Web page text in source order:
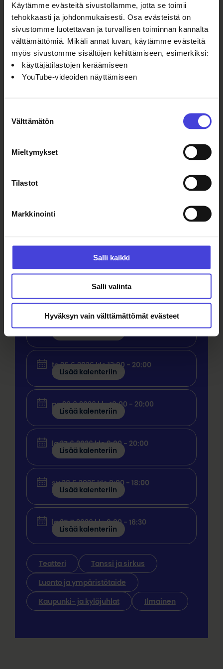
Käytämme evästeitä sivustollamme, jotta se toimii
tehokkaasti ja johdonmukaisesti. Osa evästeistä on
sivustomme luotettavan ja turvallisen toiminnan kannalta
välttämättömiä. Mikäli annat luvan, käytämme evästeitä
myös sivustomme sisältöjen kehittämiseen, esimerkiksi:
käyttäjätilastojen keräämiseen
YouTube-videoiden näyttämiseen
valinta
Välttämätön
Mieltymykset
Tilastot
Markkinointi
Salli kaikki
Salli valinta
Hyväksyn vain välttämättömät evästeet
Lauantaina 25.7.
Erikoisristeily Ärjän taidefestivaalille
Meno Ärjään klo 9.00–11.30
Esitys Ärjässä klo 12.00 - vapaa pääsy
LIPUT Ärjän risteilylle.
Oulujärven höyrylaivateatterin Kainuu-
kruppen!
Rinnetmäki, Jari Rättyä, KM Taavitsainen.
Oulujärven höyrylaivateatteria tukevat
to 25.6.2026 klo 13:00 - 20:00
Lisää kalenteriin
pe 26.6.2026 klo 10:00 - 20:00
Lisää kalenteriin
la 27.6.2026 klo 9:00 - 20:00
Lisää kalenteriin
su 28.6.2026 klo 9:00 - 18:00
Lisää kalenteriin
la 25.7.2026 klo 9:00 - 16:30
Lisää kalenteriin
Teatteri Tanssi ja sirkus
Luonto ja ympäristötaide
Kaupunki- ja kyläjuhlat Ilmainen